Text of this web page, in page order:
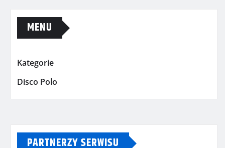
MENU
Kategorie
Disco Polo
PARTNERZY SERWISU